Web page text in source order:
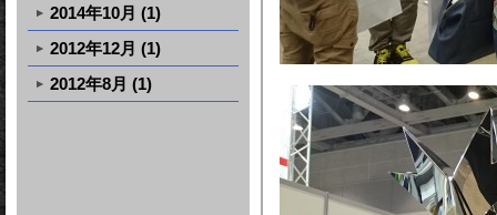
2014年10月 (1)
2012年12月 (1)
2012年8月 (1)